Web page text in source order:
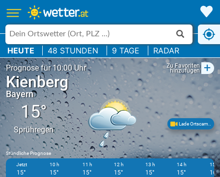
HEUTE 48 STUNDEN 9 TAGE RADAR
Prognose für 10:00 Uhr Zu Favoriten
hinzufügen +
Kienberg
Bayern
15°
Sprühregen
Lade Ortscam..
Stündliche Prognose
Jetzt
15°
10 h
15°
11 h
15°
12 h
15°
13 h
15°
14 h
15°
15 h
16°